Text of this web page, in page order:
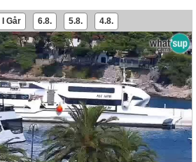
I Går 6.8. 5.8. 4.8.